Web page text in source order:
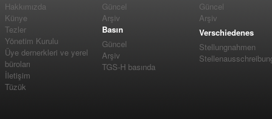
Hakkımızda
Künye
Tezler
Yönetim Kurulu
Üye dernerkleri ve yerel
büroları
İletişim
Tüzük
Güncel
Arşiv
Basın
Güncel
Arşiv
TGS-H basında
Güncel
Arşiv
Verschiedenes
Stellungnahmen